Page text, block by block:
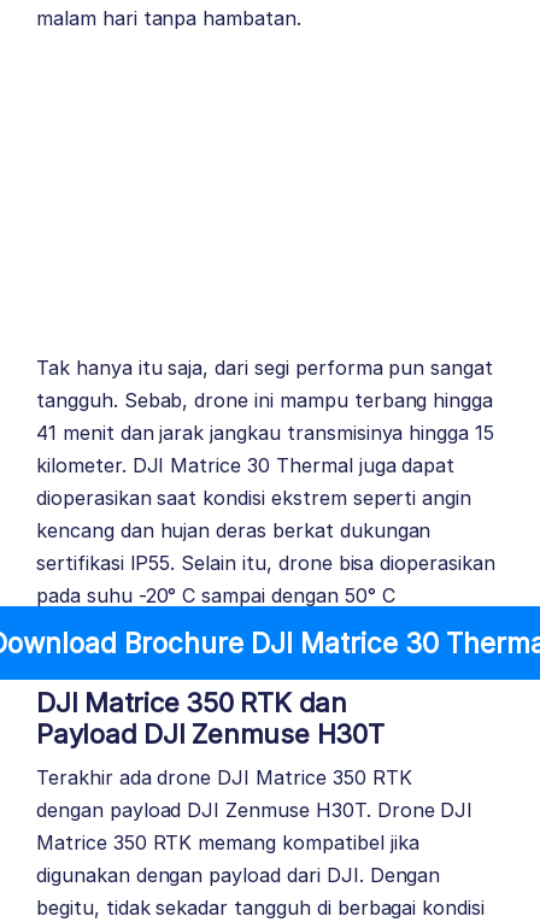
malam hari tanpa hambatan.
Tak hanya itu saja, dari segi performa pun sangat
tangguh. Sebab, drone ini mampu terbang hingga
41 menit dan jarak jangkau transmisinya hingga 15
kilometer. DJI Matrice 30 Thermal juga dapat
dioperasikan saat kondisi ekstrem seperti angin
kencang dan hujan deras berkat dukungan
sertifikasi IP55. Selain itu, drone bisa dioperasikan
pada suhu -20° C sampai dengan 50° C
Brochure DJI Matrice 30
DJI Matrice 350 RTK dan
Payload DJI Zenmuse H30T
Terakhir ada drone DJI Matrice 350 RTK
dengan payload DJI Zenmuse H30T. Drone DJI
Matrice 350 RTK memang kompatibel jika
digunakan dengan payload dari DJI. Dengan
begitu, tidak sekadar tangguh di berbagai kondisi